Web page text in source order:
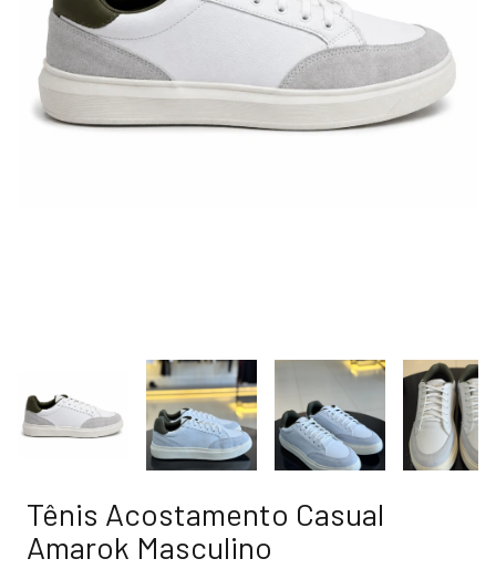
Tênis Acostamento Casual
Amarok Masculino